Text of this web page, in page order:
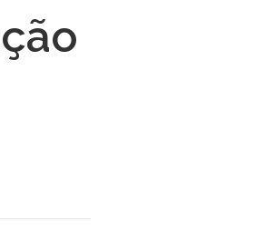
Secretaria-Geral da
Presidência da República